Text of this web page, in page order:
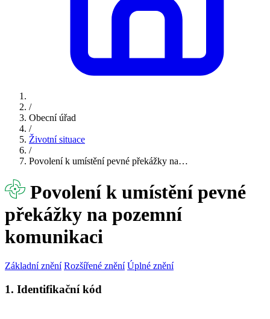
/
Obecní úřad
/
Životní situace
/
Povolení k umístění pevné překážky na…
Povolení k umístění pevné
překážky na pozemní
komunikaci
Základní znění Rozšířené znění Úplné znění
1. Identifikační kód